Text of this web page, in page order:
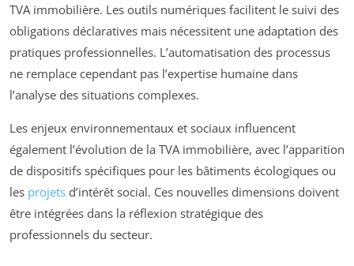
TVA immobilière. Les outils numériques facilitent le suivi des
obligations déclaratives mais nécessitent une adaptation des
pratiques professionnelles. L’automatisation des processus
ne remplace cependant pas l’expertise humaine dans
l’analyse des situations complexes.
Les enjeux environnementaux et sociaux influencent
également l’évolution de la TVA immobilière, avec l’apparition
de dispositifs spécifiques pour les bâtiments écologiques ou
les projets d’intérêt social. Ces nouvelles dimensions doivent
être intégrées dans la réflexion stratégique des
professionnels du secteur.